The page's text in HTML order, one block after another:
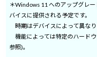
＊Windows 11 へのアップグレ
バイスに提供される予定です。
時期はデバイスによって異なり
機能によっては特定のハード
参照)。